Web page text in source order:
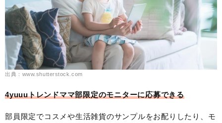
出典：www.shutterstock.com
4yuuuトレンドママ部限定のモニターに応募できる
部員限定でコスメや生活雑貨のサンプルをお配りしたり、モ